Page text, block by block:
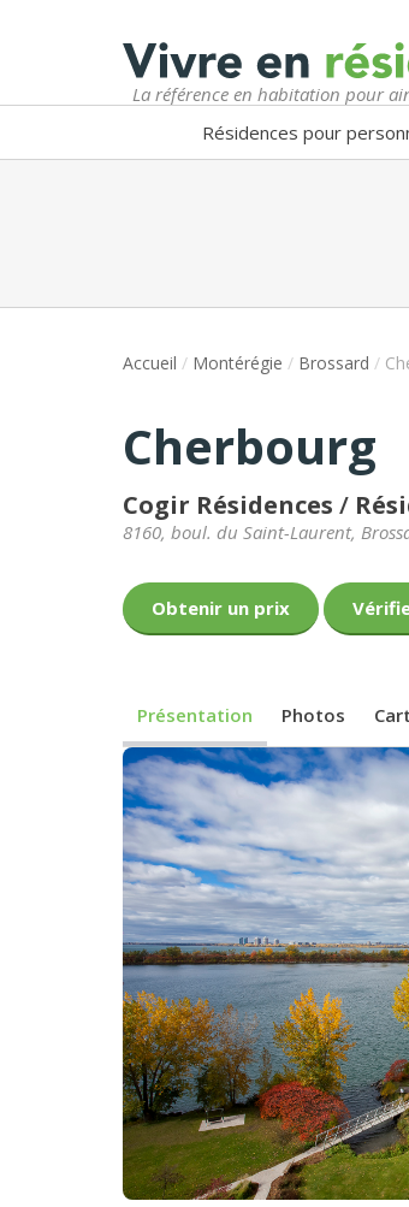
La référence en habitation pour
Résidences pour
Accueil / Montérégie / Brossard /
Cherbourg
Cogir Résidences /
8160, boul. du Saint-Laurent,
Obtenir un prix
Présentation Photos